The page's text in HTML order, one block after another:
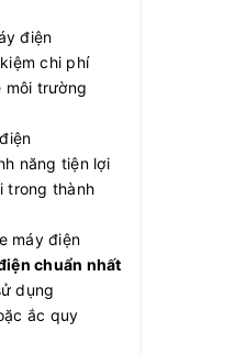
điện
chi phí
môi trường
năng tiện lợi
trong thành
máy điện
chuẩn nhất
dụng
ắc quy